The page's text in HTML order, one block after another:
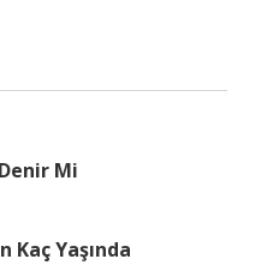
Mi
Kaç Yaşında